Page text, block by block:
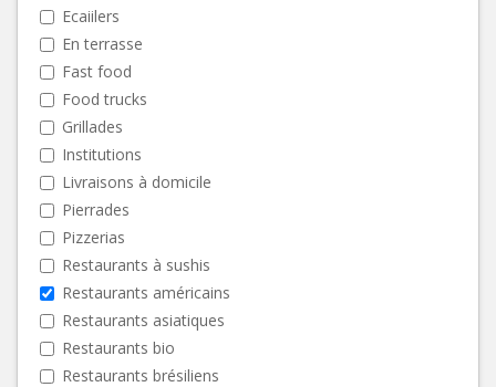
Ecaiilers
En terrasse
Fast food
Food trucks
Grillades
Institutions
Livraisons à domicile
Pierrades
Pizzerias
Restaurants à sushis
Restaurants américains
Restaurants asiatiques
Restaurants bio
Restaurants brésiliens